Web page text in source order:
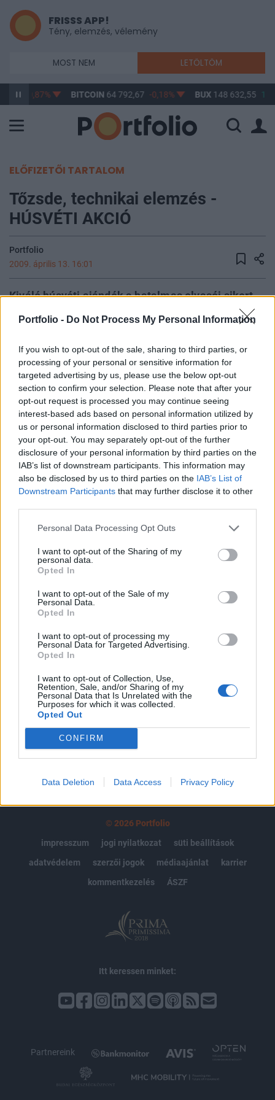
Portfolio - Do Not Process My Personal Information
If you wish to opt-out of the sale, sharing to third parties, or
processing of your personal or sensitive information for
targeted advertising by us, please use the below opt-out
section to confirm your selection. Please note that after your
opt-out request is processed you may continue seeing
interest-based ads based on personal information utilized by
us or personal information disclosed to third parties prior to
your opt-out. You may separately opt-out of the further
disclosure of your personal information by third parties on the
IAB’s list of downstream participants. This information may
also be disclosed by us to third parties on the IAB’s List of
Downstream Participants that may further disclose it to other
Personal Data Processing Opt Outs
I want to opt-out of the Sharing of my
personal data.
Opted In
I want to opt-out of the Sale of my
Personal Data.
Opted In
I want to opt-out of processing my
Personal Data for Targeted Advertising.
Opted In
I want to opt-out of Collection, Use,
Retention, Sale, and/or Sharing of my
Personal Data that Is Unrelated with the
Purposes for which it was collected.
Opted Out
CONFIRM
Data Deletion Data Access Privacy Policy
FRISSS APP!
Tény, elemzés, vélemény
MOST NEM LETÖLTÖM
-0,87% BITCOIN64 792,67 -0,18% BUX148 632,55
ELŐFIZETŐI TARTALOM
Tőzsde, technikai elemzés -
HÚSVÉTI AKCIÓ
Portfolio
2009. április 13. 16:01
Kiváló húsvéti ajándék a hatalmas olvasói sikert
aratott Portfolio.hu füzetek sorozat 5 kötete, mely
most akciós áron, 1,000 Ft kedvezménnyel
vásárolható meg. A kiadványokhoz egy 1,045 Ft
értékű Pénzügyi Útmutató 2008 című kiadványt is
ajándékba adunk.
Akciónk keretében az alábbi kiadványokat vásárolhatják
meg Olvasóink: - Tőzsdeválságok: hogyan kereskednek a
profi befektetők? - Tőzsdei kereskedés EGYSZERÛEN - A
befektetési alapokról EGYSZERÛEN - Technikai elemzés
EGYSZERÛEN - Az árupiacokról EGYSZERÛEN Ár: 8,860 Ft
helyett 7,900 Ft, melyhez egy 1,045 Ft értékű Pénzügyi
Útmutató 2008 című kiadványt...
KEDVES OLVASÓNK!
A keresett cikk a portfolio.hu hírarchívumához
tartozik, melynek olvasása előfizetéses
Az előfizetés a következőket tartalmazza:
Portfolio.hu teljes cikkarchívum
Kötéslisták: BÉT elmúlt 2 év napon belüli
kötéslistái
Előfizetés
MÁR ELŐFIZETŐNK VAGY?BEJELENTKEZÉS
© 2026 Portfolio
impresszum
jogi nyilatkozat
süti beállítások
adatvédelem
szerzői jogok médiaajánlat
karrier
kommentkezelés
ÁSZF
Itt keressen minket:
Partnereink